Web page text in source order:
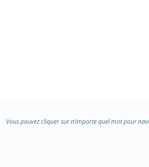
Vous pouvez cliquer sur n’importe quel mot pour